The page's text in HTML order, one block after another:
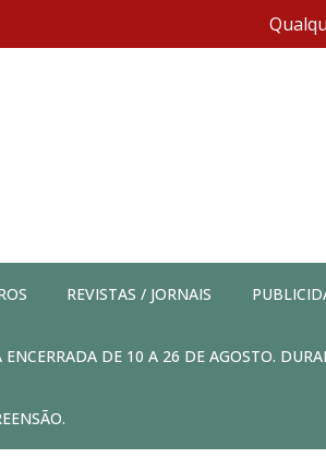
REVISTAS / JORNAIS
ENCERRADA DE 10 A 26 DE AGOSTO.